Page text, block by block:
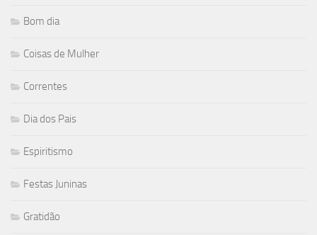
Bom dia
Coisas de Mulher
Correntes
Dia dos Pais
Espiritismo
Festas Juninas
Gratidão